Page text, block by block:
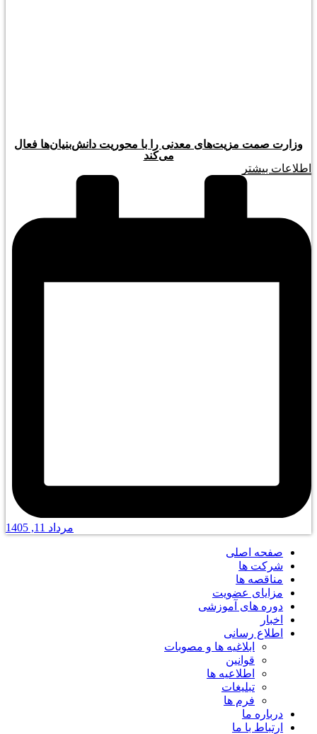
وزارت صمت مزیت‌های معدنی را با محوریت دانش‌بنیان‌ها فعال
می‌کند
اطلاعات بیشتر
مرداد 11, 1405
صفحه اصلی
شرکت ها
مناقصه ها
مزایای عضویت
دوره های آموزشی
اخبار
اطلاع رسانی
ابلاغیه ها و مصوبات
قوانین
اطلاعیه ها
تبلیغات
فرم ها
درباره ما
ارتباط با ما